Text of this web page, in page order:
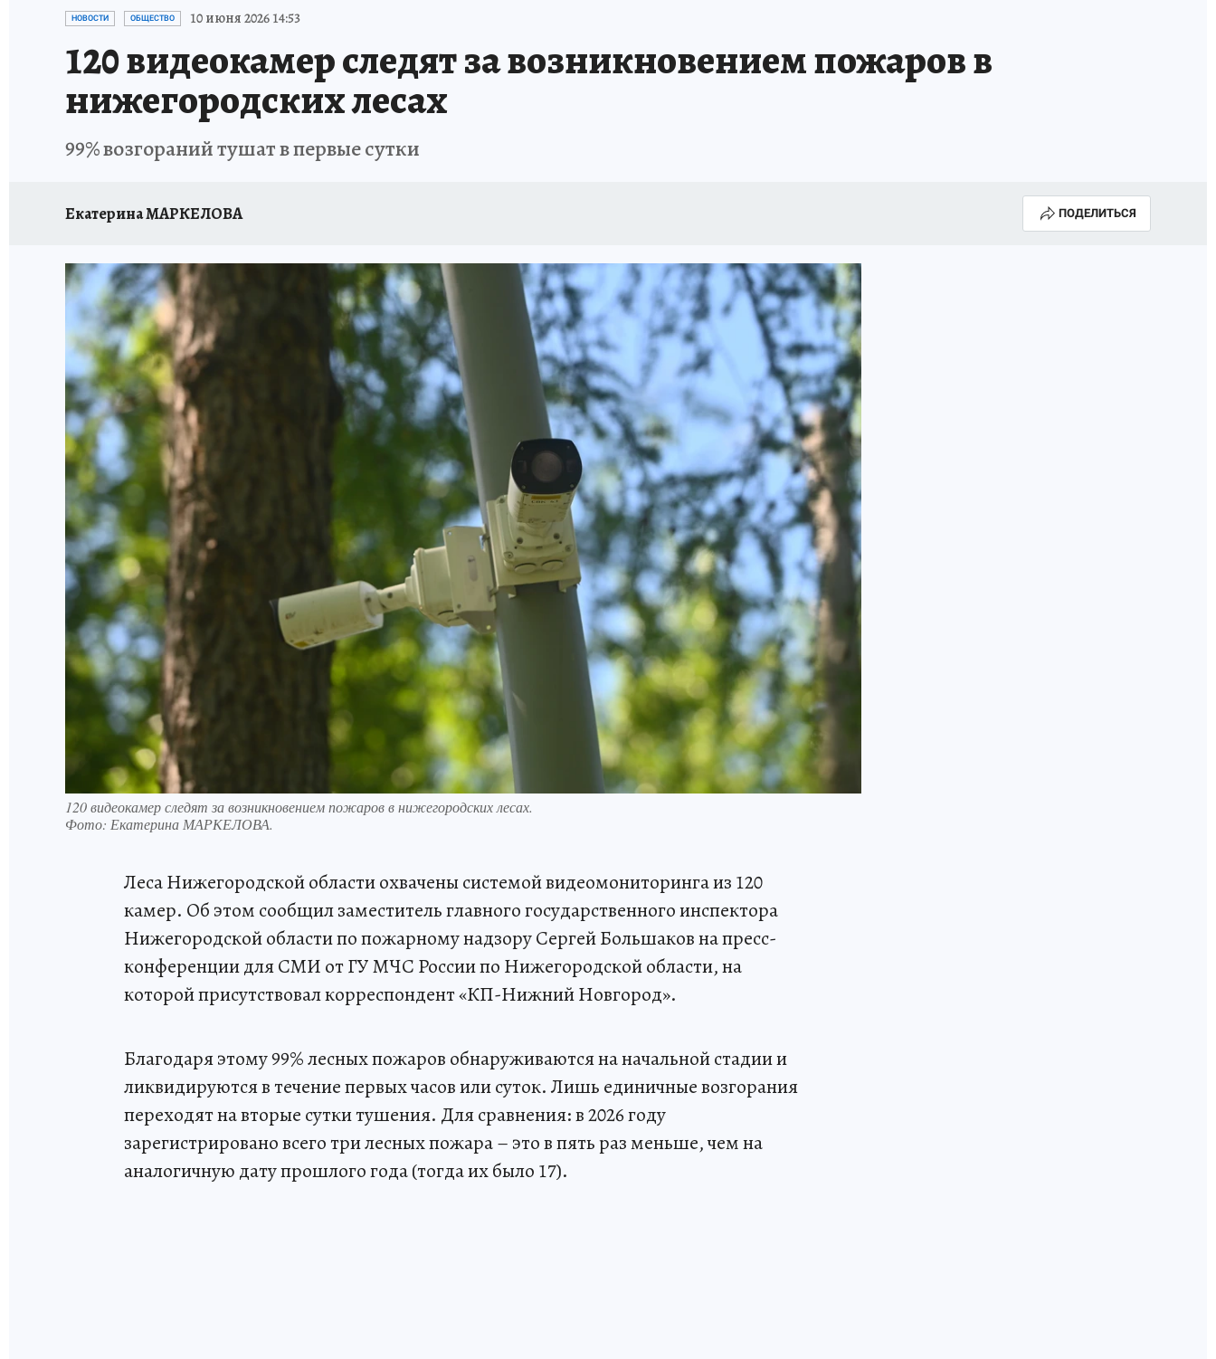
ИСПЫТАНО НА СЕБЕ
НОВОСТИ ОБЩЕСТВО 10 июня 2026 14:53
120 видеокамер следят за возникновением пожаров в
нижегородских лесах
99% возгораний тушат в первые сутки
Екатерина МАРКЕЛОВА ПОДЕЛИТЬСЯ
120 видеокамер следят за возникновением пожаров в нижегородских лесах.
Фото: Екатерина МАРКЕЛОВА.
Леса Нижегородской области охвачены системой видеомониторинга из 120
камер. Об этом сообщил заместитель главного государственного инспектора
Нижегородской области по пожарному надзору Сергей Большаков на пресс-
конференции для СМИ от ГУ МЧС России по Нижегородской области, на
которой присутствовал корреспондент «КП-Нижний Новгород».
Благодаря этому 99% лесных пожаров обнаруживаются на начальной стадии и
ликвидируются в течение первых часов или суток. Лишь единичные возгорания
переходят на вторые сутки тушения. Для сравнения: в 2026 году
зарегистрировано всего три лесных пожара – это в пять раз меньше, чем на
аналогичную дату прошлого года (тогда их было 17).